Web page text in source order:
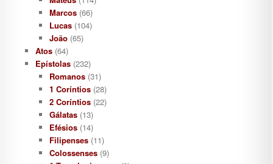
Marcos(66)
Lucas(104)
João(65)
Atos (64)
Epístolas (232)
Romanos(31)
1 Coríntios(28)
2 Coríntios(22)
Gálatas(13)
Efésios(14)
Filipenses(11)
Colossenses(9)